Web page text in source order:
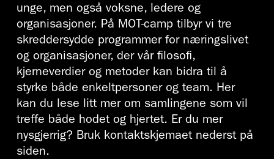
unge, men også voksne, ledere og
organisasjoner. På MOT-camp tilbyr vi tre
skreddersydde programmer for næringslivet
og organisasjoner, der vår filosofi,
kjerneverdier og metoder kan bidra til å
styrke både enkeltpersoner og team. Her
kan du lese litt mer om samlingene som vil
treffe både hodet og hjertet. Er du mer
nysgjerrig? Bruk kontaktskjemaet nederst på
siden.